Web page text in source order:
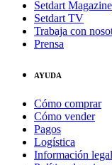
Setdart Magazine
Setdart TV
Trabaja con
Prensa
AYUDA
Cómo comprar
Cómo vender
Pagos
Logística
Información legal